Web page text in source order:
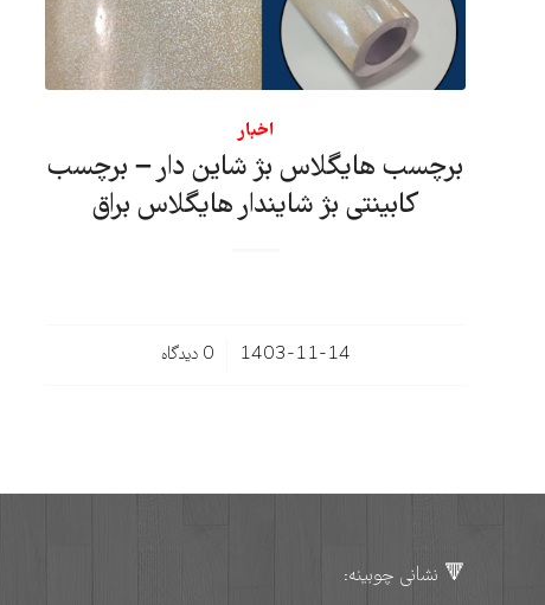
اخبار
برچسب هایگلاس بژ شاین دار – برچسب
کابینتی بژ شایندار هایگلاس براق
1403-11-14
/ 0 دیدگاه‌
🔻 نشانی چوبینه: